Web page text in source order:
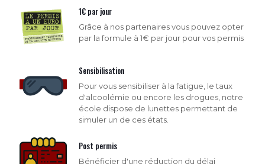
1€ par jour
Grâce à nos partenaires vous pouvez opter
par la formule à 1€ par jour pour vos permis
Sensibilisation
Pour vous sensibiliser à la fatigue, le taux
d'alcoolémie ou encore les drogues, notre
école dispose de lunettes permettant de
simuler un de ces états.
Post permis
Bénéficier d'une réduction du délai